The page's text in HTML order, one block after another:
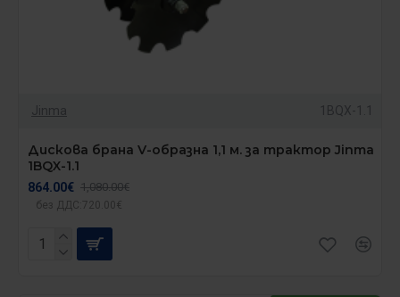
Jinma 1BQX-1.1
Дискова брана V-образна 1,1 м. за трактор Jinma
1BQX-1.1
864.00€ 1,080.00€
без ДДС:720.00€